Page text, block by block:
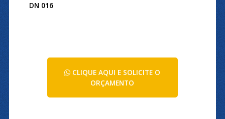
DN 016
CLIQUE AQUI E SOLICITE O
ORÇAMENTO